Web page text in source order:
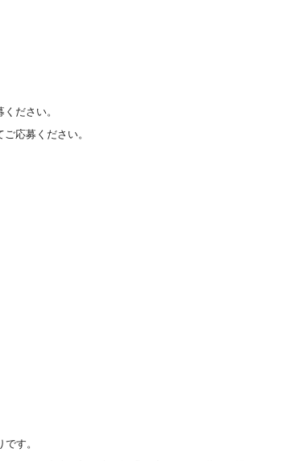
ださい。
応募ください。
す。